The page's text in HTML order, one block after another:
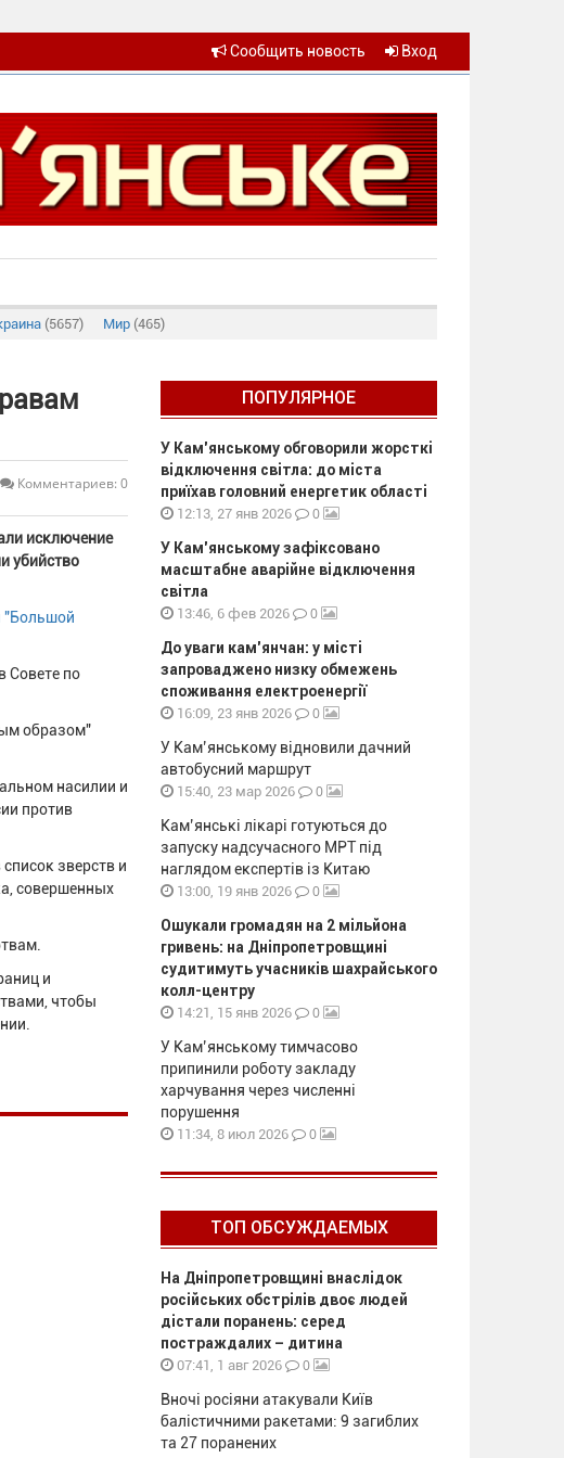
Сообщить новость Вход
(5657) Мир (465)
Комментариев: 0
исключение
убийство
"Большой
Совете по
образом"
насилии и
против
зверств и
совершенных
и
чтобы
ПОПУЛЯРНОЕ
У Кам’янському обговорили жорсткі
відключення світла: до міста
приїхав головний енергетик області
12:13, 27 янв 2026 0
У Кам’янському зафіксовано
масштабне аварійне відключення
світла
13:46, 6 фев 2026 0
До уваги кам’янчан: у місті
запроваджено низку обмежень
споживання електроенергії
16:09, 23 янв 2026 0
У Кам’янському відновили дачний
автобусний маршрут
15:40, 23 мар 2026 0
Кам’янські лікарі готуються до
запуску надсучасного МРТ під
наглядом експертів із Китаю
13:00, 19 янв 2026 0
Ошукали громадян на 2 мільйона
гривень: на Дніпропетровщині
судитимуть учасників шахрайського
колл-центру
14:21, 15 янв 2026 0
У Кам’янському тимчасово
припинили роботу закладу
харчування через численні
порушення
11:34, 8 июл 2026 0
ТОП ОБСУЖДАЕМЫХ
На Дніпропетровщині внаслідок
російських обстрілів двоє людей
дістали поранень: серед
постраждалих – дитина
07:41, 1 авг 2026 0
Вночі росіяни атакували Київ
балістичними ракетами: 9 загиблих
та 27 поранених